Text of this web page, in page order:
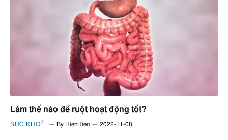
Làm thế nào để ruột hoạt động tốt?
SỨC KHOẺ By HienHien 2022-11-08